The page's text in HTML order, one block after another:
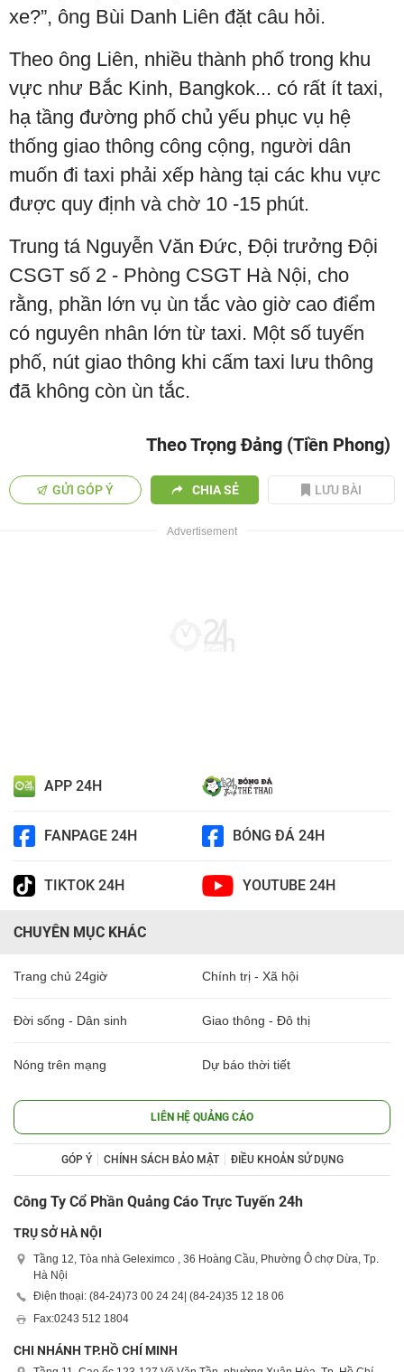
xe?”, ông Bùi Danh Liên đặt câu hỏi.
Theo ông Liên, nhiều thành phố trong khu
vực như Bắc Kinh, Bangkok... có rất ít taxi,
hạ tầng đường phố chủ yếu phục vụ hệ
thống giao thông công cộng, người dân
muốn đi taxi phải xếp hàng tại các khu vực
được quy định và chờ 10 -15 phút.
Trung tá Nguyễn Văn Đức, Đội trưởng Đội
CSGT số 2 - Phòng CSGT Hà Nội, cho
rằng, phần lớn vụ ùn tắc vào giờ cao điểm
có nguyên nhân lớn từ taxi. Một số tuyến
phố, nút giao thông khi cấm taxi lưu thông
đã không còn ùn tắc.
Theo Trọng Đảng (Tiền Phong)
GỬI GÓP Ý CHIA SẺ LƯU BÀI
APP 24H
FANPAGE 24H BÓNG ĐÁ 24H
TIKTOK 24H YOUTUBE 24H
CHUYÊN MỤC KHÁC
Trang chủ 24giờ Chính trị - Xã hội
Đời sống - Dân sinh Giao thông - Đô thị
Nóng trên mạng Dự báo thời tiết
LIÊN HỆ QUẢNG CÁO
GÓP Ý CHÍNH SÁCH BẢO MẬT ĐIỀU KHOẢN SỬ DỤNG
Công Ty Cổ Phần Quảng Cáo Trực Tuyến 24h
TRỤ SỞ HÀ NỘI
Tầng 12, Tòa nhà Geleximco , 36 Hoàng Cầu, Phường Ô chợ Dừa, Tp.
Hà Nội
Điện thoại: (84-24)73 00 24 24 | (84-24)35 12 18 06
Fax:0243 512 1804
CHI NHÁNH TP.HỒ CHÍ MINH